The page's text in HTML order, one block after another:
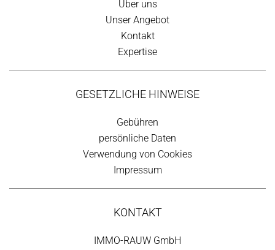
Über uns
Unser Angebot
Kontakt
Expertise
GESETZLICHE HINWEISE
Gebühren
persönliche Daten
Verwendung von Cookies
Impressum
KONTAKT
IMMO-RAUW GmbH